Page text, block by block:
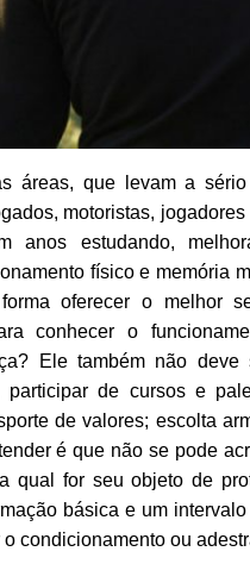
áreas, que levam a
motoristas,
anos estudando,
físico e memória
oferecer o melhor
conhecer o
Ele também não
participar de cursos e
de valores; escolta
é que não se pode
qual for seu objeto de
básica e um
condicionamento ou